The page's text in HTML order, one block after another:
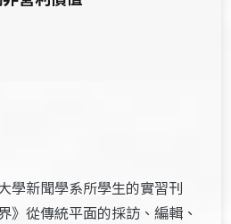
學新聞學系所學生的實習刊
》從傳統平面的採訪、編輯、